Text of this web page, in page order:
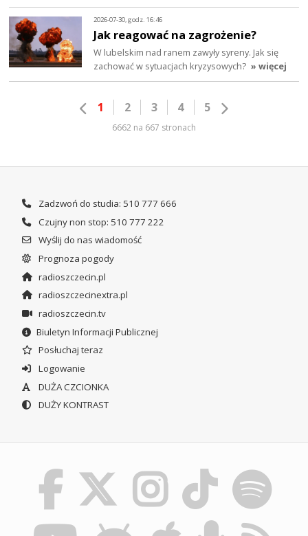
2026-07-30, godz. 16:46
Jak reagować na zagrożenie?
W lubelskim nad ranem zawyły syreny. Jak się
zachować w sytuacjach kryzysowych? » więcej
1 2 3 4 5
6662 na 667 stronach
Zadzwoń do studia: 510 777 666
Czujny non stop: 510 777 222
Wyślij do nas wiadomość
Prognoza pogody
radioszczecin.pl
radioszczecinextra.pl
radioszczecin.tv
Biuletyn Informacji Publicznej
Posłuchaj teraz
Logowanie
DUŻA CZCIONKA
DUŻY KONTRAST